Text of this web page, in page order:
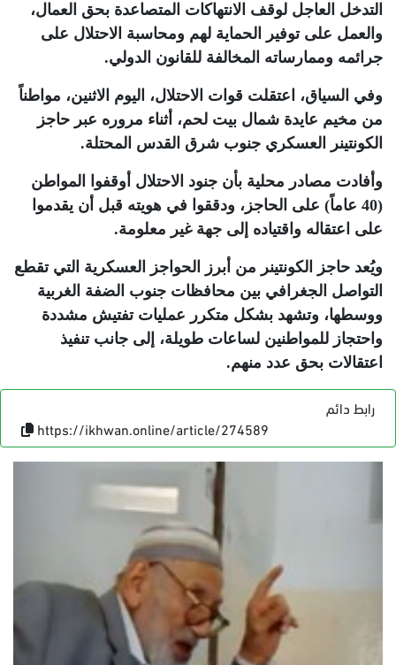
التدخل العاجل لوقف الانتهاكات المتصاعدة بحق العمال،
والعمل على توفير الحماية لهم ومحاسبة الاحتلال على
جرائمه وممارساته المخالفة للقانون الدولي.
وفي السياق، اعتقلت قوات الاحتلال، اليوم الاثنين، مواطناً
من مخيم عايدة شمال بيت لحم، أثناء مروره عبر حاجز
الكونتينر العسكري جنوب شرق القدس المحتلة.
وأفادت مصادر محلية بأن جنود الاحتلال أوقفوا المواطن
(40 عاماً) على الحاجز، ودققوا في هويته قبل أن يقدموا
على اعتقاله واقتياده إلى جهة غير معلومة.
ويُعد حاجز الكونتينر من أبرز الحواجز العسكرية التي تقطع
التواصل الجغرافي بين محافظات جنوب الضفة الغربية
ووسطها، وتشهد بشكل متكرر عمليات تفتيش مشددة
واحتجاز للمواطنين لساعات طويلة، إلى جانب تنفيذ
اعتقالات بحق عدد منهم.
رابط دائم
https://ikhwan.online/article/274589